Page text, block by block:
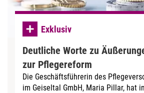
Exklusiv
Deutliche Worte zu
zur Pflegereform
Die Geschäftsführerin des
im Geiseltal GmbH, Maria Pillar, hat